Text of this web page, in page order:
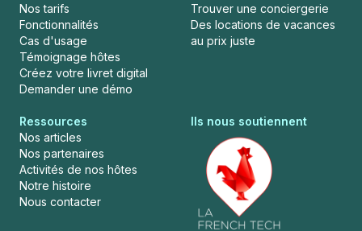
Nos tarifs
Fonctionnalités
Cas d'usage
Témoignage hôtes
Créez votre livret digital
Demander une démo
Trouver une conciergerie
Des locations de vacances
au prix juste
Ressources
Nos articles
Nos partenaires
Activités de nos hôtes
Notre histoire
Nous contacter
Ils nous soutiennent